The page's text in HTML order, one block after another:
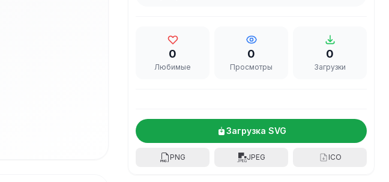
0
Любимые
0
Просмотры
0
Загрузки
Загрузка SVG
PNG JPEG ICO